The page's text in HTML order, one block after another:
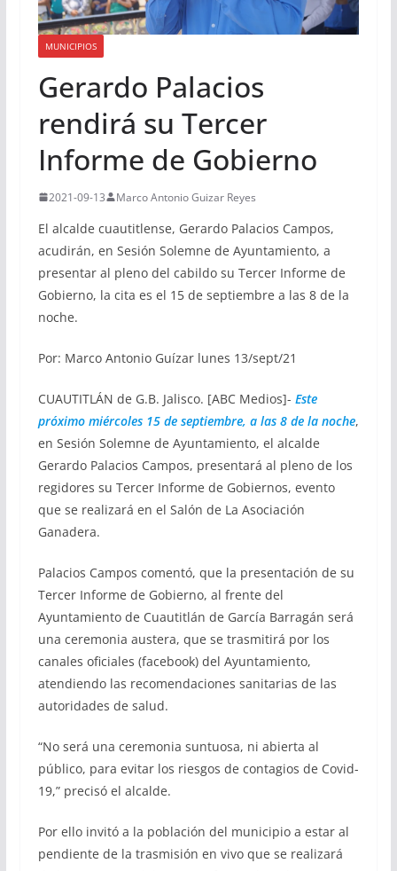
MUNICIPIOS
Gerardo Palacios
rendirá su Tercer
Informe de Gobierno
2021-09-13 Marco Antonio Guizar Reyes
El alcalde cuautitlense, Gerardo Palacios Campos,
acudirán, en Sesión Solemne de Ayuntamiento, a
presentar al pleno del cabildo su Tercer Informe de
Gobierno, la cita es el 15 de septiembre a las 8 de la
noche.
Por: Marco Antonio Guízar lunes 13/sept/21
CUAUTITLÁN de G.B. Jalisco. [ABC Medios]- Este
próximo miércoles 15 de septiembre, a las 8 de la noche,
en Sesión Solemne de Ayuntamiento, el alcalde
Gerardo Palacios Campos, presentará al pleno de los
regidores su Tercer Informe de Gobiernos, evento
que se realizará en el Salón de La Asociación
Ganadera.
Palacios Campos comentó, que la presentación de su
Tercer Informe de Gobierno, al frente del
Ayuntamiento de Cuautitlán de García Barragán será
una ceremonia austera, que se trasmitirá por los
canales oficiales (facebook) del Ayuntamiento,
atendiendo las recomendaciones sanitarias de las
autoridades de salud.
“No será una ceremonia suntuosa, ni abierta al
público, para evitar los riesgos de contagios de Covid-
19,” precisó el alcalde.
Por ello invitó a la población del municipio a estar al
pendiente de la trasmisión en vivo que se realizará